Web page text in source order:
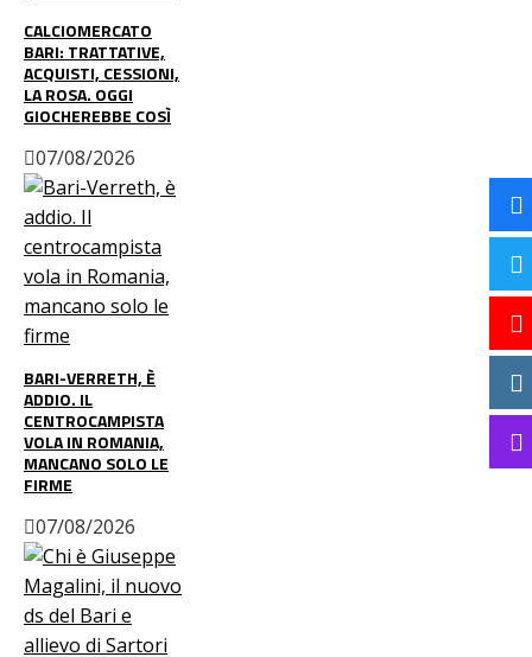
CALCIOMERCATO
BARI: TRATTATIVE,
ACQUISTI, CESSIONI,
LA ROSA. OGGI
GIOCHEREBBE COSÌ
07/08/2026
BARI-VERRETH, È
ADDIO. IL
CENTROCAMPISTA
VOLA IN ROMANIA,
MANCANO SOLO LE
FIRME
07/08/2026